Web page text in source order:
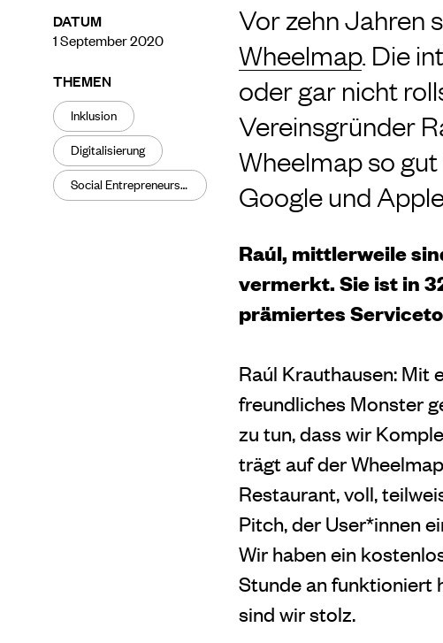
DATUM
1 September 2020
THEMEN
Inklusion
Digitalisierung
Social Entrepreneurship
Vor zehn Jahren
Wheelmap. Die
oder gar nicht
Vereinsgründer
Wheelmap so
Google und
Raúl, mittlerweile
vermerkt. Sie ist in
prämiertes
Raúl Krauthausen: Mit
freundliches Monster
zu tun, dass wir
trägt auf der
Restaurant, voll,
Pitch, der User*innen
Wir haben ein
Stunde an funktioniert
sind wir stolz.